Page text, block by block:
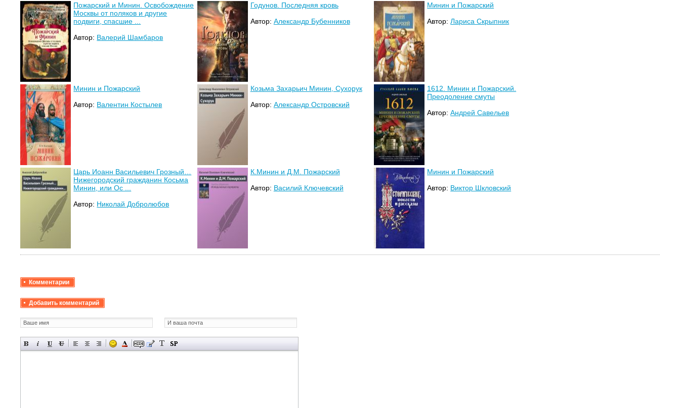
Пожарский и Минин. Освобождение
Москвы от поляков и другие
подвиги, спасшие ...
Автор: Валерий Шамбаров
Годунов. Последняя кровь
Автор: Александр Бубенников
Минин и Пожарский
Автор:Лариса Скрыпник
Минин и Пожарский
Автор: Валентин Костылев
Козьма Захарьич Минин, Сухорук
Автор: Александр Островский
1612. Минин и Пожарский.
Преодоление смуты
Автор:Андрей Савельев
Царь Иоанн Васильевич Грозный…
Нижегородский гражданин Косьма
Минин, или Ос ...
Автор: Николай Добролюбов
К.Минин и Д.М. Пожарский
Автор: Василий Ключевский
Минин и Пожарский
Автор: Виктор Шкловский
Комментарии
Добавить комментарий